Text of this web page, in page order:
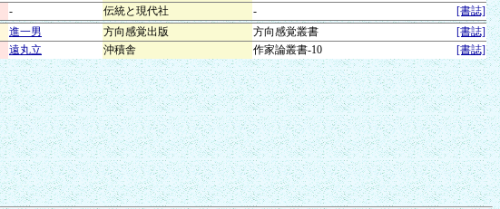
- 伝統と現代社 -
[書誌]
進一男 方向感覚出版 方向感覚叢書
[書誌]
遠丸立 沖積舎 作家論叢書-10 [書誌]